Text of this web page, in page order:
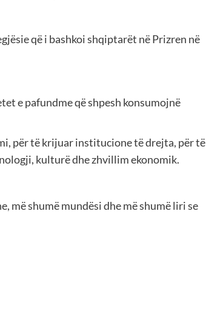
që i bashkoi shqiptarët në Prizren në
e pafundme që shpesh konsumojnë
për të krijuar institucione të drejta, për të
kulturë dhe zhvillim ekonomik.
më shumë mundësi dhe më shumë liri se